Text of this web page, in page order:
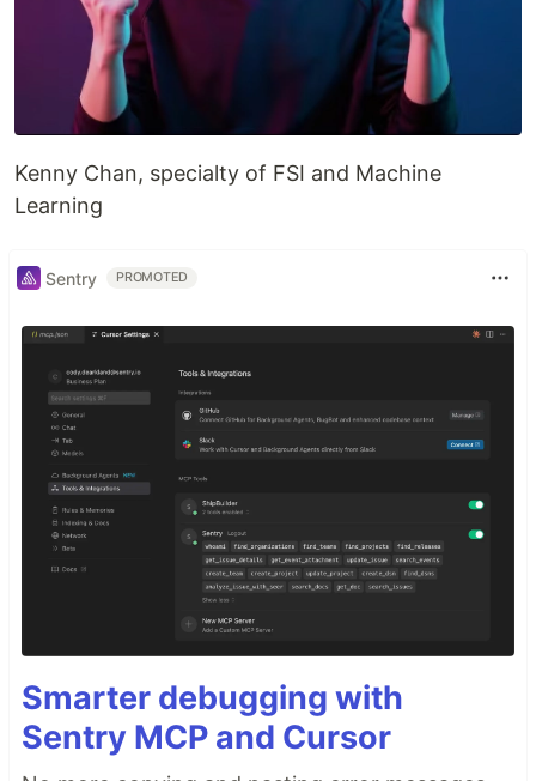
Kenny Chan, specialty of FSI and Machine
Learning
Sentry PROMOTED
Smarter debugging with
Sentry MCP and Cursor